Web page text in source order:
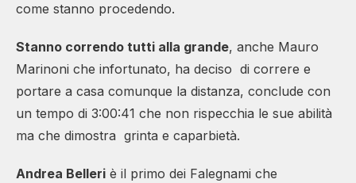
come stanno procedendo.
Stanno correndo tutti alla grande, anche Mauro
Marinoni che infortunato, ha deciso di correre e
portare a casa comunque la distanza, conclude con
un tempo di 3:00:41 che non rispecchia le sue abilità
ma che dimostra grinta e caparbietà.
Andrea Belleri è il primo dei Falegnami che